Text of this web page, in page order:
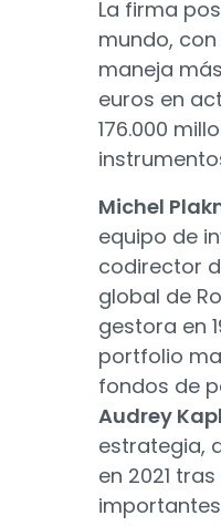
La firma
mundo,
maneja
euros en
176.000
Michel
equipo de
codirector
global de
gestora en
portfolio
fondos de
Audrey
estrategia,
en 2021